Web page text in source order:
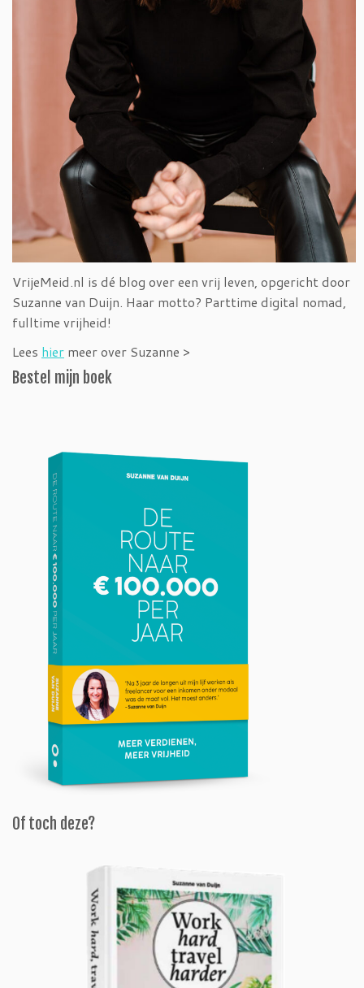
VrijeMeid.nl is dé blog over een vrij leven, opgericht door
Suzanne van Duijn. Haar motto? Parttime digital nomad,
fulltime vrijheid!
Lees hier meer over Suzanne >
Bestel mijn boek
Of toch deze?